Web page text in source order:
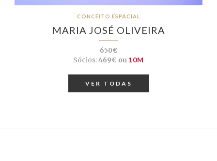
CONCEITO ESPACIAL
MARIA JOSÉ OLIVEIRA
650€
Sócios:469€ ou 10M
VER TODAS